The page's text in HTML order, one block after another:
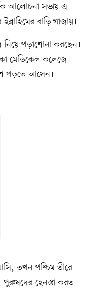
আলোচনা সভায় এ
বাড়ি গাজায়।
নিয়ে পড়াশোনা করছেন।
মেডিকেল কলেজে।
পড়তে আসেন।
তখন পশ্চিম তীরে
পুরুষদের হেনস্তা করত